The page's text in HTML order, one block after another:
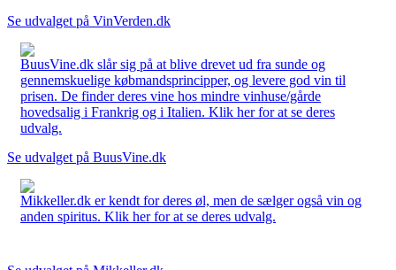
Se udvalget på VinVerden.dk
BuusVine.dk slår sig på at blive drevet ud fra sunde og
gennemskuelige købmandsprincipper, og levere god vin til
prisen. De finder deres vine hos mindre vinhuse/gårde
hovedsalig i Frankrig og i Italien. Klik her for at se deres
udvalg.
Se udvalget på BuusVine.dk
Mikkeller.dk er kendt for deres øl, men de sælger også vin og
anden spiritus. Klik her for at se deres udvalg.